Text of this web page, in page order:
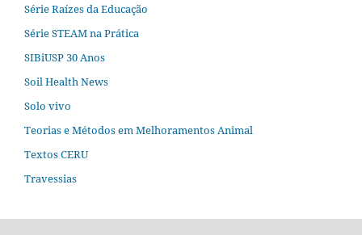
Série Raízes da Educação
Série STEAM na Prática
SIBiUSP 30 Anos
Soil Health News
Solo vivo
Teorias e Métodos em Melhoramentos Animal
Textos CERU
Travessias